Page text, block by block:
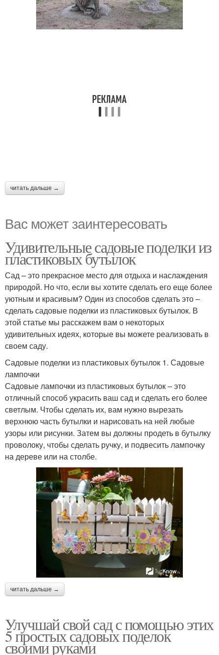
читать дальше →
Вас может заинтересовать
Удивительные садовые поделки из
пластиковых бутылок
Сад – это прекрасное место для отдыха и наслаждения
природой. Но что, если вы хотите сделать его еще более
уютным и красивым? Один из способов сделать это –
сделать садовые поделки из пластиковых бутылок. В
этой статье мы расскажем вам о некоторых
удивительных идеях, которые вы можете реализовать в
своем саду.
Садовые поделки из пластиковых бутылок 1. Садовые
лампочки
Садовые лампочки из пластиковых бутылок – это
отличный способ украсить ваш сад и сделать его более
светлым. Чтобы сделать их, вам нужно вырезать
верхнюю часть бутылки и нарисовать на ней любые
узоры или рисунки. Затем вы должны продеть в бутылку
проволоку, чтобы сделать ручку, и подвесить лампочку
на дереве или на столбе.
читать дальше →
Улучшай свой сад с помощью этих
5 простых садовых поделок
своими руками